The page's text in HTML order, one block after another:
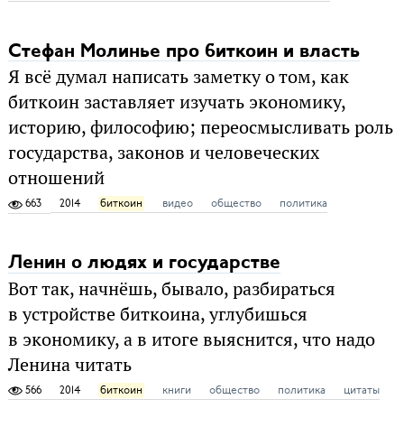
Стефан Молинье про биткоин и власть
Я всё думал написать заметку о том, как
биткоин заставляет изучать экономику,
историю, философию; переосмысливать роль
государства, законов и человеческих
отношений
663 2014 биткоин видео общество политика
Ленин о людях и государстве
Вот так, начнёшь, бывало, разбираться
в устройстве биткоина, углубишься
в экономику, а в итоге выяснится, что надо
Ленина читать
566 2014 биткоин книги общество политика цитаты